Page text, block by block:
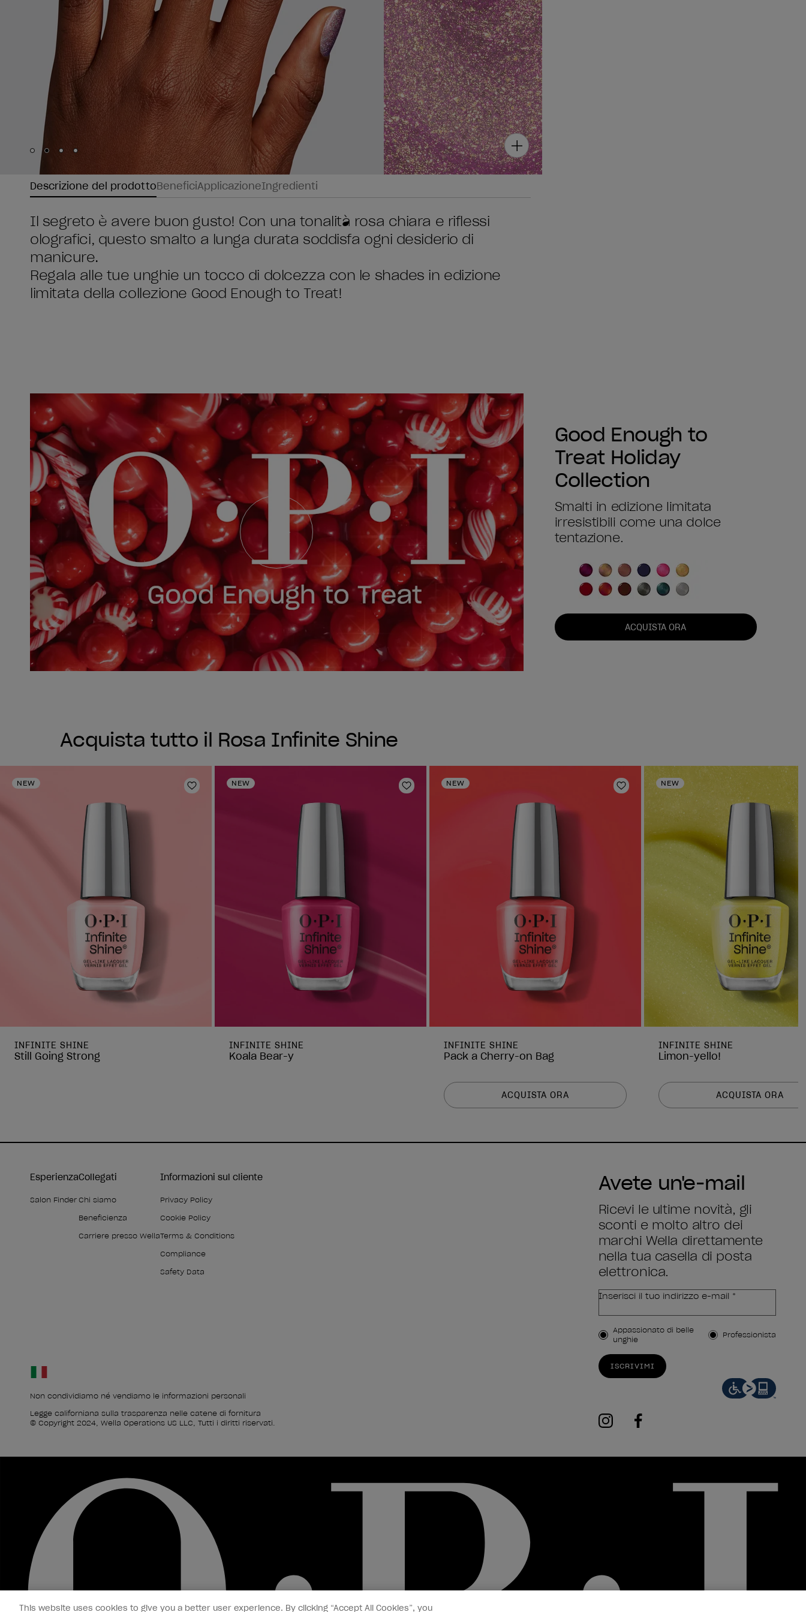
Skip to slide
Skip to slide
Skip to slide
Skip to slide
Descrizione del prodottoBeneficiApplicazioneIngredienti
Il segreto è avere buon gusto! Con una tonalità rosa chiara e riflessi
olografici, questo smalto a lunga durata soddisfa ogni desiderio di
manicure.
Regala alle tue unghie un tocco di dolcezza con le shades in edizione
limitata della collezione Good Enough to Treat!
Good Enough to
Treat Holiday
Collection
Smalti in edizione limitata
irresistibili come una dolce
tentazione.
ACQUISTA ORA
Acquista tutto il Rosa Infinite Shine
NEW
Aggiungi alla lista dei desideri
INFINITE SHINE
Still Going Strong
NEW
Aggiungi alla lista dei desideri
INFINITE SHINE
Koala Bear-y
NEW
Aggiungi alla lista dei desideri
INFINITE SHINE
Pack a Cherry-on Bag
ACQUISTA ORA
NEW
INFINITE SHINE
Limon-yello!
ACQUISTA ORA
Esperienza
Salon Finder
Collegati
Chi siamo
Beneficienza
Carriere presso Wella
Informazioni sul cliente
Privacy Policy
Cookie Policy
Terms & Conditions
Compliance
Safety Data
Non condividiamo né vendiamo le informazioni personali
Legge californiana sulla trasparenza nelle catene di fornitura
© Copyright 2024, Wella Operations US LLC, Tutti i diritti riservati.
Avete un'e-mail
Ricevi le ultime novità, gli
sconti e molto altro dei
marchi Wella direttamente
nella tua casella di posta
elettronica.
Inserisci il tuo indirizzo e-mail *
Tipo di cliente
Appassionato di belle
unghie
Professionista
ISCRIVIMI
This website uses cookies to give you a better user experience. By clicking “Accept All Cookies”, you